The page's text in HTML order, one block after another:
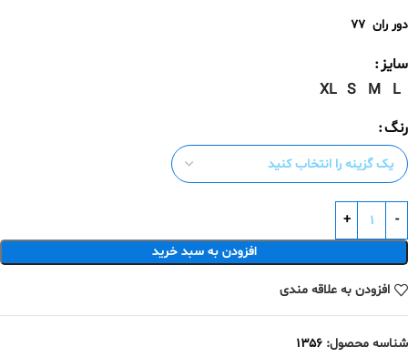
دور ران 77
سایز
L
M
S
XL
رنگ
افزودن به سبد خرید
افزودن به علاقه مندی
شناسه محصول: ۱۳۵۶